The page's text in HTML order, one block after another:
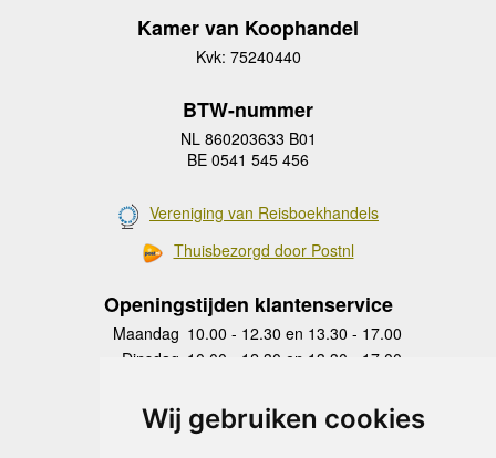
Wij gebruiken cookies
Kamer van Koophandel
Kvk: 75240440
BTW-nummer
NL 860203633 B01
BE 0541 545 456
Vereniging van Reisboekhandels
Thuisbezorgd door Postnl
Openingstijden klantenservice
Maandag 10.00 - 12.30 en 13.30 - 17.00
Dinsdag 10.00 - 12.30 en 13.30 - 17.00
Donderdag
10.00 - 12.30 en 13.30 - 17.00
Vrijdag 10.00 - 12.30 en 13.30 - 17.00